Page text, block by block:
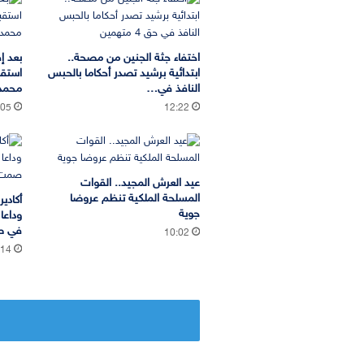
اختفاء جثة الجنين من مصحة..
ابتدائية برشيد تصدر أحكاما بالحبس
النافذ في…
12:22
بعد
عيد العرش المجيد.. القوات
المسلحة الملكية تنظم عروضا
جوية
10:02
في